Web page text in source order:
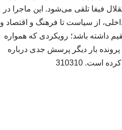
فیفا تلقی می‌شود. این ماجرا در
از سیاست تا فرهنگ و اقتصاد و
داشته باشد؛ رویکردی که همواره
بار دیگر پرسش جدی درباره
310310